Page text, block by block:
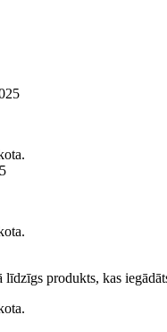
produkts, kas